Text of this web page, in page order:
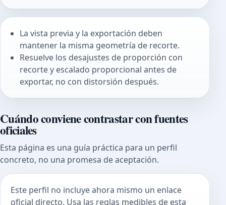
La vista previa y la exportación deben
mantener la misma geometría de recorte.
Resuelve los desajustes de proporción con
recorte y escalado proporcional antes de
exportar, no con distorsión después.
Cuándo conviene contrastar con fuentes
oficiales
Esta página es una guía práctica para un perfil
concreto, no una promesa de aceptación.
Este perfil no incluye ahora mismo un enlace
oficial directo. Usa las reglas medibles de esta